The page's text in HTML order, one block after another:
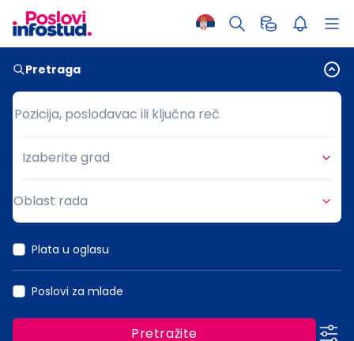
Pretraga
Pozicija, poslodavac ili ključna reč
Pozicija, poslodavac ili ključna reč
Grad
Izaberite grad
Oblast rada
Plata u oglasu
Poslovi za mlade
Pretražite